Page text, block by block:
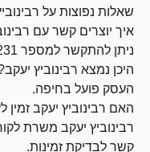
שאלות נפוצות על
איך יוצרים קשר עם
ניתן להתקשר למספר 048535231.
היכן נמצא רבינוביץ
העסק פועל בחיפה.
האם רבינוביץ יעקב זמין
רבינוביץ יעקב משרת
קשר לבדיקת זמינות.